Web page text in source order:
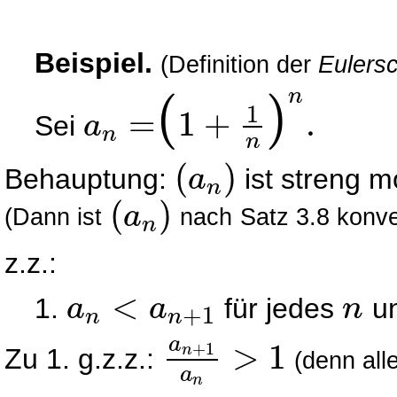
Beispiel. (Definition der
Sei an =(1 + 1
n )n
.
an=1+ n.
Behauptung: (an )
(a n) ist streng
(Dann ist (an)
(a n) nach Satz 3.8
z.z.:
1. an < an+1
an<an für jedes n
n
Zu 1. g.z.z.:
an+1
an
> 1 (denn